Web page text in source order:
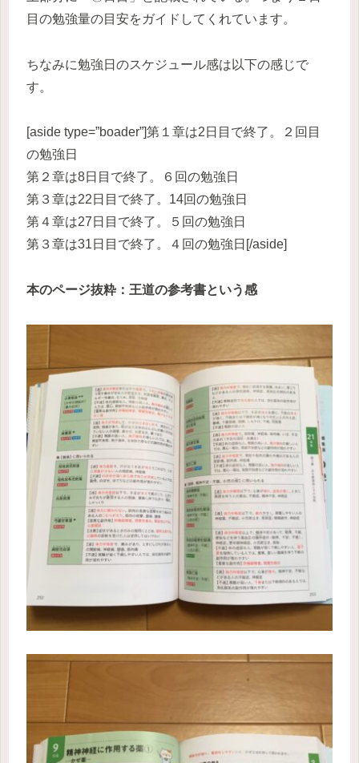
目の勉強量の目安をガイドしてくれています。
ちなみに勉強日のスケジュール感は以下の感じで
す。
[aside type=”boader”]第１章は2日目で終了。２回目
の勉強日
第２章は8日目で終了。６回の勉強日
第３章は22日目で終了。14回の勉強日
第４章は27日目で終了。５回の勉強日
第３章は31日目で終了。４回の勉強日[/aside]
本のページ抜粋：王道の参考書という感